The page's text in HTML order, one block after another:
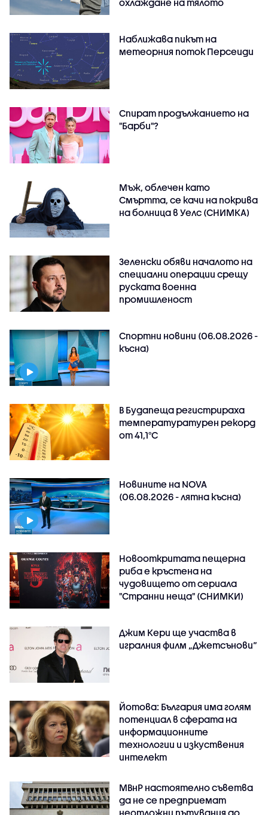
охлаждане на тялото
Наближава пикът на
метеорния поток Персеиди
Спират продължанието на
"Барби"?
Мъж, облечен като
Смъртта, се качи на покрива
на болница в Уелс (СНИМКА)
Зеленски обяви началото на
специални операции срещу
руската военна
промишленост
Спортни новини (06.08.2026 -
късна)
В Будапеща регистрираха
температуратурен рекорд
от 41,1°C
Новините на NOVA
(06.08.2026 - лятна късна)
Новооткритата пещерна
риба е кръстена на
чудовището от сериала
"Странни неща" (СНИМКИ)
Джим Кери ще участва в
игралния филм „Джетсънови“
Йотова: България има голям
потенциал в сферата на
информационните
технологии и изкуствения
интелект
МВнР настоятелно съветва
да не се предприемат
неотложни пътувания до